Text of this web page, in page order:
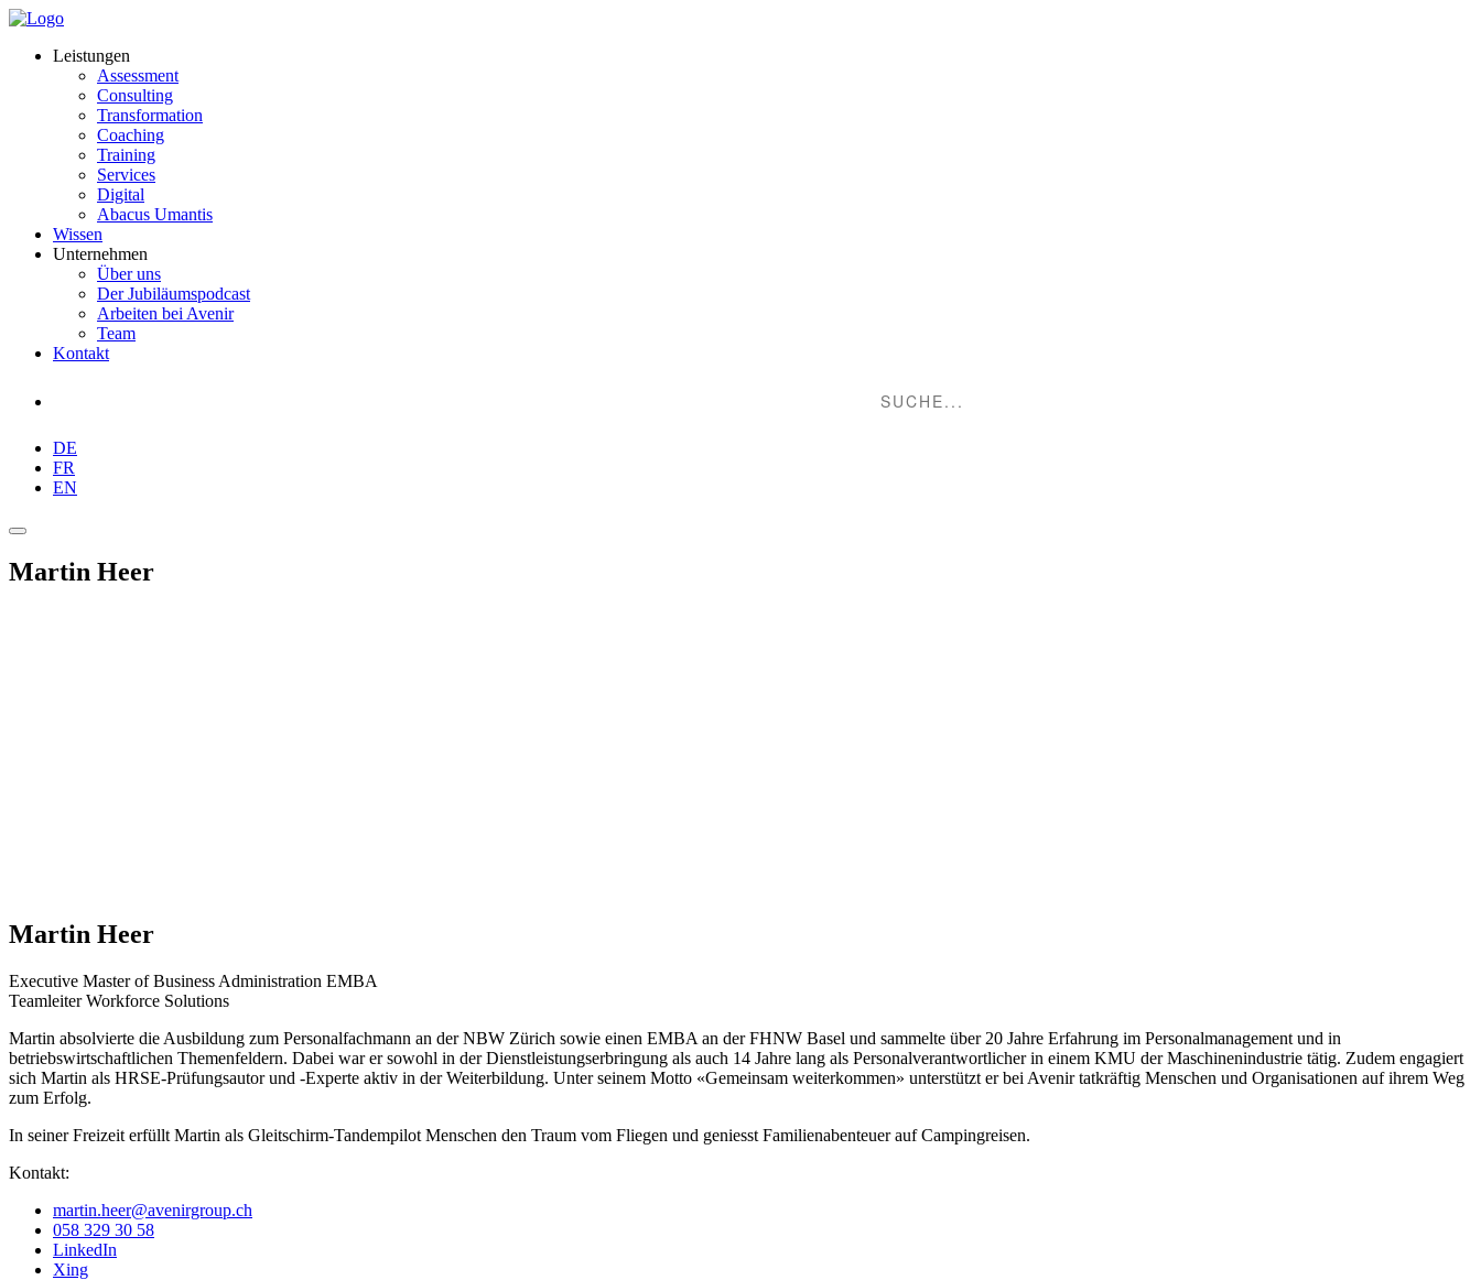
Leistungen
Assessment
Consulting
Transformation
Coaching
Training
Services
Digital
Abacus Umantis
Wissen
Unternehmen
Über uns
Der Jubiläumspodcast
Arbeiten bei Avenir
Team
Kontakt
DE
FR
EN
Martin Heer
Martin Heer
Executive Master of Business Administration EMBA
Teamleiter Workforce Solutions
Martin absolvierte die Ausbildung zum Personalfachmann an der NBW Zürich sowie einen EMBA an der FHNW Basel und sammelte über 20 Jahre Erfahrung im Personalmanagement und in
betriebswirtschaftlichen Themenfeldern. Dabei war er sowohl in der Dienstleistungserbringung als auch 14 Jahre lang als Personalverantwortlicher in einem KMU der Maschinenindustrie tätig. Zudem engagiert
sich Martin als HRSE-Prüfungsautor und -Experte aktiv in der Weiterbildung. Unter seinem Motto «Gemeinsam weiterkommen» unterstützt er bei Avenir tatkräftig Menschen und Organisationen auf ihrem Weg
zum Erfolg.
In seiner Freizeit erfüllt Martin als Gleitschirm-Tandempilot Menschen den Traum vom Fliegen und geniesst Familienabenteuer auf Campingreisen.
Kontakt:
martin.heer@avenirgroup.ch
058 329 30 58
LinkedIn
Xing